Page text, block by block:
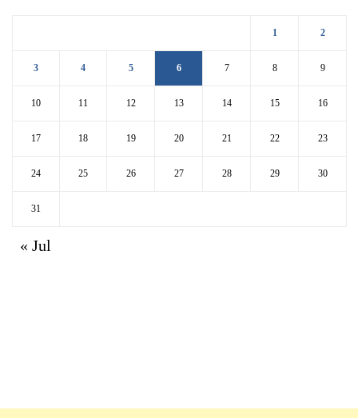
1 2
3 4 5 6 7 8 9
10 11 12 13 14 15 16
17 18 19 20 21 22 23
24 25 26 27 28 29 30
31
« Jul